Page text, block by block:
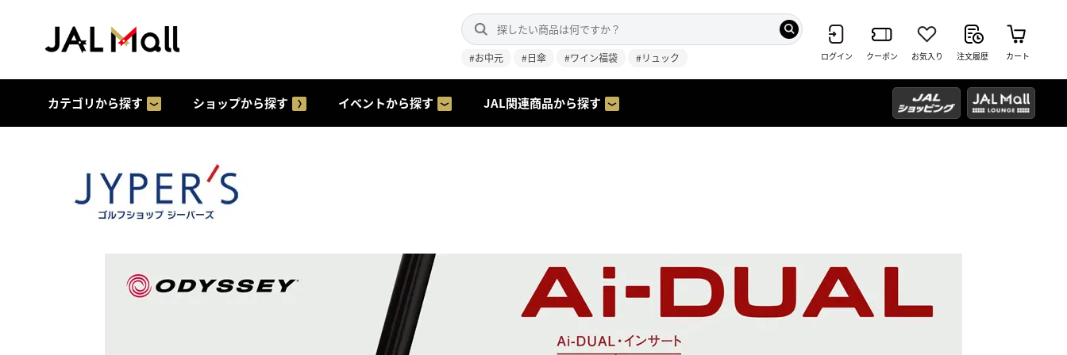
#お中元 #日傘 #ワイン福袋 #リュック ログイン クーポン お気入り 注文履歴 カート
カテゴリから探す ショップから探す イベントから探す JAL関連商品から探す